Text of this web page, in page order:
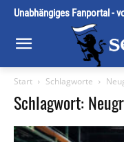
Unabhängiges Fanportal -
Start Schlagworte
Schlagwort: